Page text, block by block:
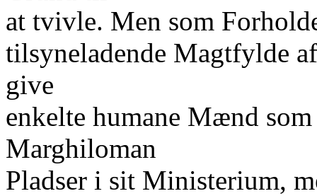
at tvivle. Men som
tilsyneladende Magtfylde
give
enkelte humane Mænd
Marghiloman
Pladser i sit Ministerium,